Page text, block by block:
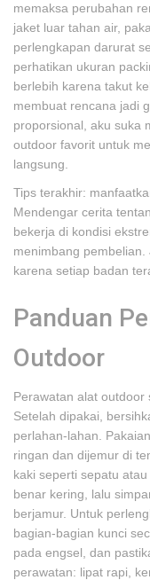
memaksa perubahan
jaket luar tahan air,
perlengkapan darurat
perhatikan ukuran
berlebih karena takut
membuat rencana jadi
proporsional, aku suka
outdoor favorit untuk
langsung.
Tips terakhir:
Mendengar cerita
bekerja di kondisi
menimbang pembelian.
karena setiap badan
Panduan
Outdoor
Perawatan alat outdoor
Setelah dipakai,
perlahan-lahan.
ringan dan dijemur di
kaki seperti sepatu
benar kering, lalu
berjamur. Untuk
bagian-bagian kunci
pada engsel, dan
perawatan: lipat rapi,